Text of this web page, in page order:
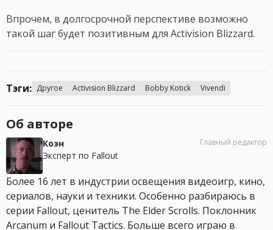
Впрочем, в долгосрочной перспективе возможно
такой шаг будет позитивным для Activision Blizzard.
Тэги: Другое Activision Blizzard Bobby Kotick Vivendi
Об авторе
Коэн
Эксперт по Fallout
Главный редактор
Более 16 лет в индустрии освещения видеоигр, кино,
сериалов, науки и техники. Особенно разбираюсь в
серии Fallout, ценитель The Elder Scrolls. Поклонник
Arcanum и Fallout Tactics. Больше всего играю в